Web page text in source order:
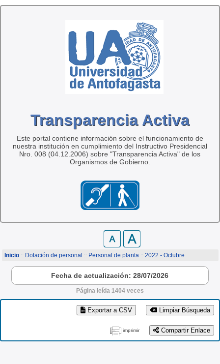
Transparencia Activa
Este portal contiene información sobre el funcionamiento de
nuestra institución en cumplimiento del Instructivo Presidencial
Nro. 008 (04.12.2006) sobre "Transparencia Activa" de los
Organismos de Gobierno.
Inicio :: Dotación de personal :: Personal de planta :: 2022 - Octubre
Fecha de actualización: 28/07/2026
Página leída 1404 veces
Limpiar Búsqueda
Exportar a CSV
Compartir Enlace
imprimir